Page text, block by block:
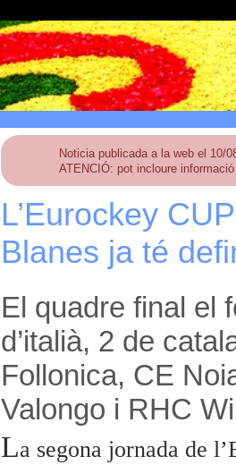
Noticia publicada a la web el 10/
ATENCIÓ: pot incloure
L’Eurockey
Blanes ja té
El quadre final el
d’italià, 2 de
Follonica, CE
Valongo i RHC
La segona jornada de